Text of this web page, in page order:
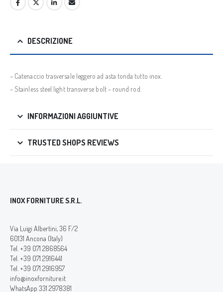
DESCRIZIONE
– Catenaccio trasversale leggero ad asta tonda tutto inox.
– Stainless steel light transverse bolt – round rod.
INFORMAZIONI AGGIUNTIVE
TRUSTED SHOPS REVIEWS
INOX FORNITURE S.R.L.
Via Luigi Albertini, 36 F/2
60131 Ancona (Italy)
Tel. +39 071 2868564
Tel. +39 071 2916441
Tel. +39 071 2916957
info@inoxforniture.it
WhatsApp 331 2978381